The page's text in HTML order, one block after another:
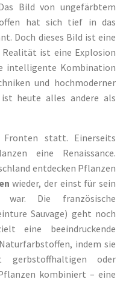
Bild von ungefärbtem
hat sich tief in das
Doch dieses Bild ist eine
ist eine Explosion
intelligente Kombination
und hochmoderner
heute alles andere als
statt. Einerseits
eine Renaissance.
entdecken Pflanzen
wieder, der einst für sein
war. Die französische
Sauvage) geht noch
eine beeindruckende
indem sie
gerbstoffhaltigen oder
kombiniert – eine